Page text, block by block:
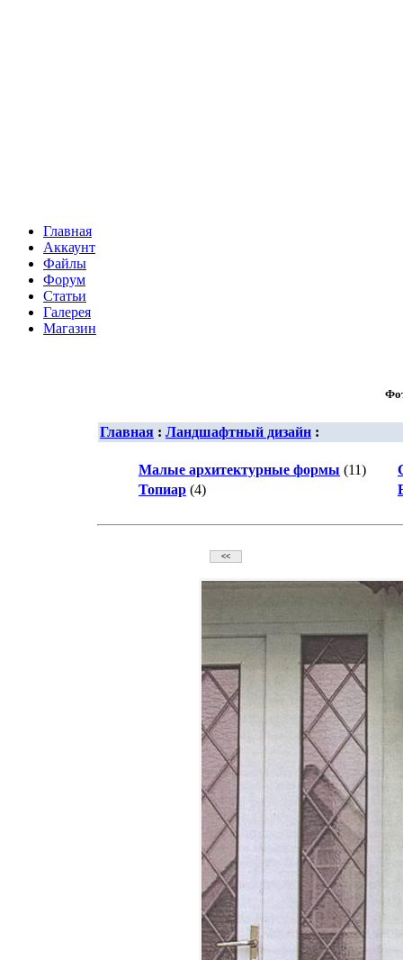
Главная
Аккаунт
Файлы
Форум
Статьи
Галерея
Магазин
Главная : Ландшафтный дизайн :
Малые архитектурные формы (11)
Топиар (4)